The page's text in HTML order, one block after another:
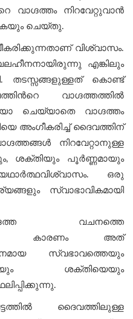
നിറവേറ്റുവാൻ
ചെയ്തു.
വിശ്വാസം.
എങ്കിലും
തടസ്സങ്ങളുള്ളത് കൊണ്ട്
വാഗ്ദത്തത്തിൽ
ചെയ്യാതെ വാഗ്ദത്തം
അംഗീകരിച്ച് ദൈവത്തിന്
നിറവേറ്റാനുള്ള
ശക്തിയും പൂര്‍ണ്ണമായും
ഒരു
സ്വാഭാവികമായി
വചനത്തെ
കാരണം അത്
സ്വഭാവത്തെയും
ശക്തിയെയും
ദൈവത്തിലുള്ള